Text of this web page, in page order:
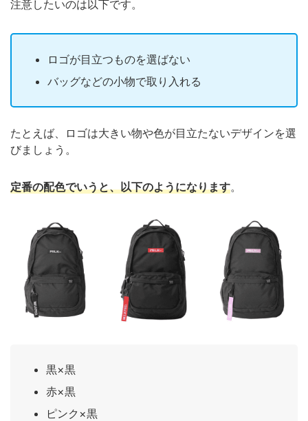
注意したいのは以下です。
ロゴが目立つものを選ばない
バッグなどの小物で取り入れる
たとえば、ロゴは大きい物や色が目立たないデザインを選
びましょう。
定番の配色でいうと、以下のようになります。
黒×黒
赤×黒
ピンク×黒